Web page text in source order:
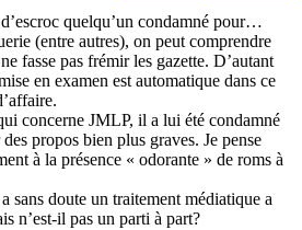
quelqu’un condamné pour…
(entre autres), on peut comprendre
fasse pas frémir les gazette. D’autant
en examen est automatique dans ce
concerne JMLP, il a lui été condamné
propos bien plus graves. Je pense
à la présence « odorante » de roms à
sans doute un traitement médiatique a
n’est-il pas un parti à part?